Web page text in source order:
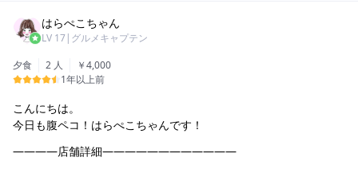
はらぺこちゃん
LV 17| グルメキャプテン
夕食
2 人
￥4,000
1年以上前
こんにちは。
今日も腹ペコ！はらぺこちゃんです！
————店舗詳細————————————